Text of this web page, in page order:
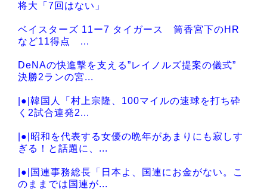
将大「7回はない」
ベイスターズ 11ー7 タイガース 筒香宮下のHR
など11得点 ...
DeNAの快進撃を支える”レイノルズ提案の儀式”
決勝2ランの宮...
|●|韓国人「村上宗隆、100マイルの速球を打ち砕
く2試合連発2...
|●|昭和を代表する女優の晩年があまりにも寂しす
ぎる！と話題に、...
|●|国連事務総長「日本よ、国連にお金がない。こ
のままでは国連が...